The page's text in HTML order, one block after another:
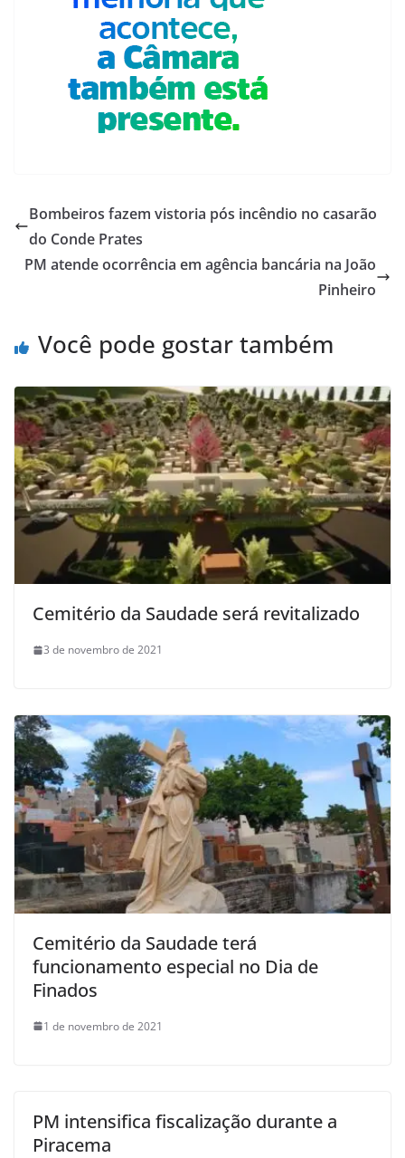
Bombeiros fazem vistoria pós incêndio no casarão
do Conde Prates
PM atende ocorrência em agência bancária na João
Pinheiro
Você pode gostar também
Cemitério da Saudade será revitalizado
3 de novembro de 2021
Cemitério da Saudade terá
funcionamento especial no Dia de
Finados
1 de novembro de 2021
PM intensifica fiscalização durante a
Piracema